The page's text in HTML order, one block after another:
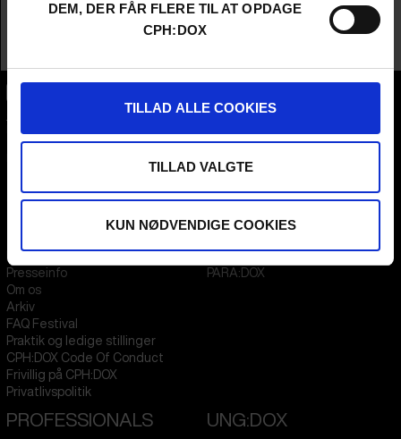
DEM, DER FÅR FLERE TIL AT OPDAGE
CPH:DOX
TILLAD ALLE COOKIES
TILLAD VALGTE
KUN NØDVENDIGE COOKIES
Nationalitet
Israel
Zygote Films
Flæsketorvet 60, 3s
1711Copenhagen V
CVR31285569
FESTIVAL 2026 DA
Presseinfo
Om os
Arkiv
FAQ Festival
Praktik og ledige stillinger
CPH:DOX Code Of Conduct
Frivillig på CPH:DOX
Privatlivspolitik
STREAMING
PARA:DOX
PROFESSIONALS UNG:DOX